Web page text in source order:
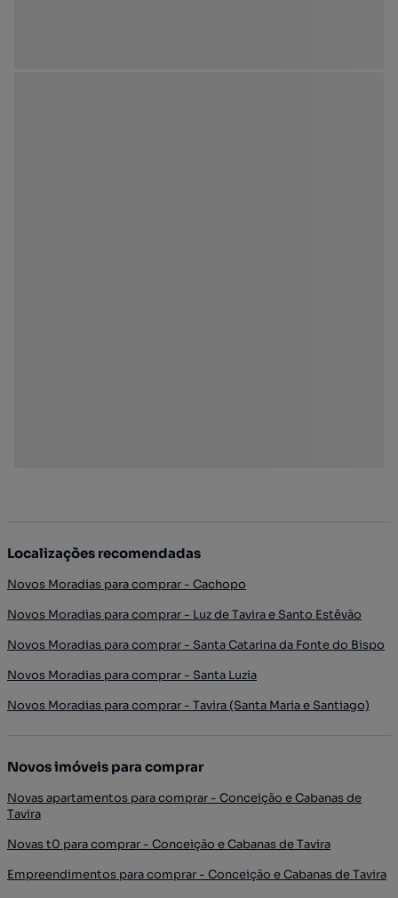
Localizações recomendadas
Novos Moradias para comprar - Cachopo
Novos Moradias para comprar - Luz de Tavira e Santo Estêvão
Novos Moradias para comprar - Santa Catarina da Fonte do Bispo
Novos Moradias para comprar - Santa Luzia
Novos Moradias para comprar - Tavira (Santa Maria e Santiago)
Novos imóveis para comprar
Novas apartamentos para comprar - Conceição e Cabanas de
Tavira
Novas t0 para comprar - Conceição e Cabanas de Tavira
Empreendimentos para comprar - Conceição e Cabanas de Tavira